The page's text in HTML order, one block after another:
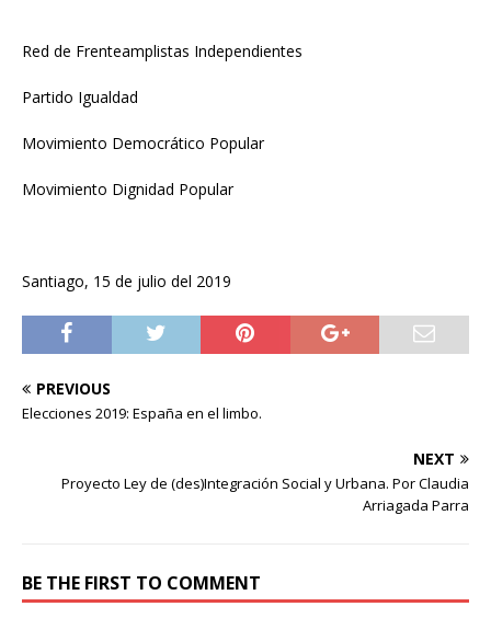
Red de Frenteamplistas Independientes
Partido Igualdad
Movimiento Democrático Popular
Movimiento Dignidad Popular
Santiago, 15 de julio del 2019
PREVIOUS
Elecciones 2019: España en el limbo.
NEXT
Proyecto Ley de (des)Integración Social y Urbana. Por Claudia
Arriagada Parra
BE THE FIRST TO COMMENT